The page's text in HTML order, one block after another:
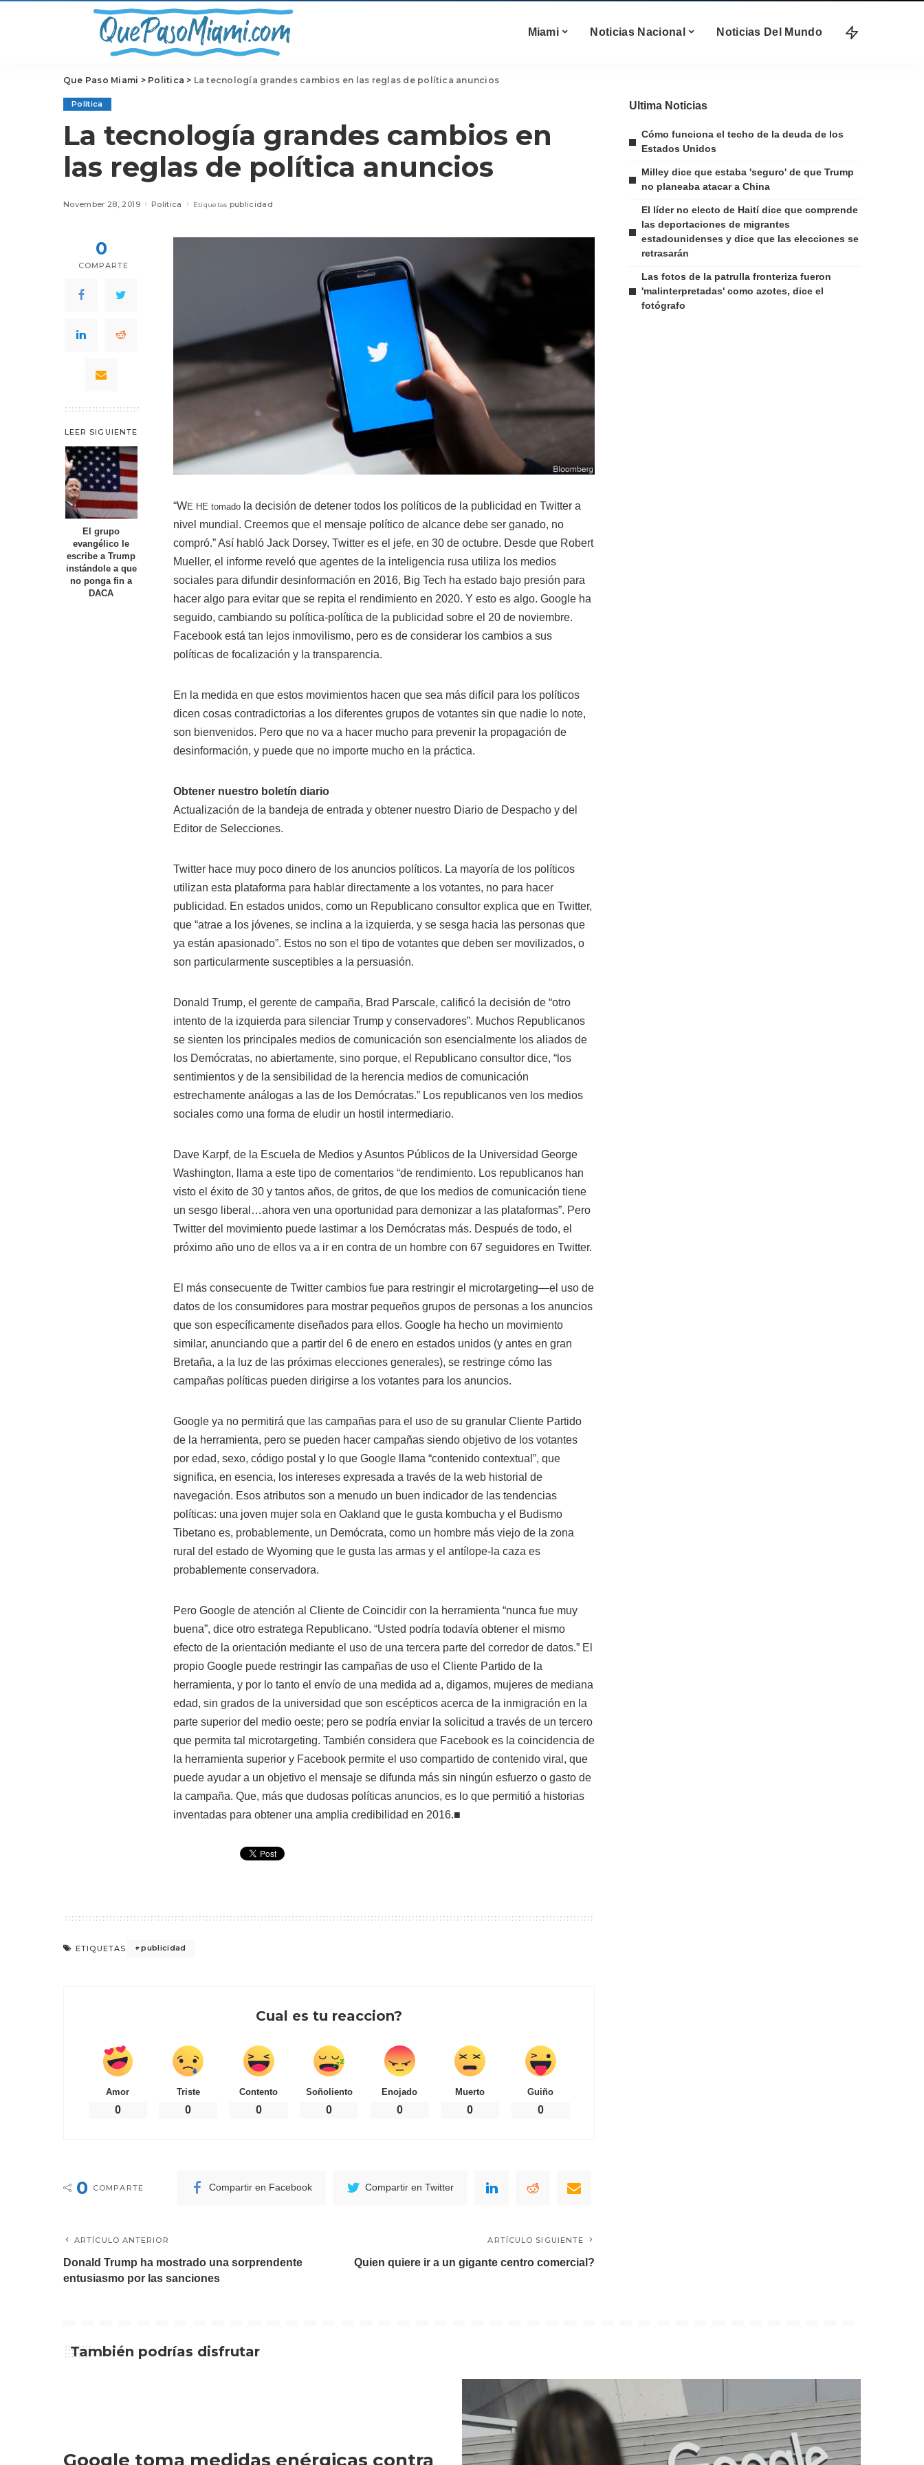
Miami Noticias Nacional Noticias Del Mundo
Que Paso Miami > Politica > La tecnología grandes cambios en las reglas de política anuncios
Politica
La tecnología grandes cambios en
las reglas de política anuncios
November 28, 2019 Politica Etiquetas publicidad
0
COMPARTE
LEER SIGUIENTE
El grupo
evangélico le
escribe a Trump
instándole a que
no ponga fin a
DACA
“WE HE tomado la decisión de detener todos los políticos de la publicidad en Twitter a
nivel mundial. Creemos que el mensaje político de alcance debe ser ganado, no
compró.” Así habló Jack Dorsey, Twitter es el jefe, en 30 de octubre. Desde que Robert
Mueller, el informe reveló que agentes de la inteligencia rusa utiliza los medios
sociales para difundir desinformación en 2016, Big Tech ha estado bajo presión para
hacer algo para evitar que se repita el rendimiento en 2020. Y esto es algo. Google ha
seguido, cambiando su política-política de la publicidad sobre el 20 de noviembre.
Facebook está tan lejos inmovilismo, pero es de considerar los cambios a sus
políticas de focalización y la transparencia.
En la medida en que estos movimientos hacen que sea más difícil para los políticos
dicen cosas contradictorias a los diferentes grupos de votantes sin que nadie lo note,
son bienvenidos. Pero que no va a hacer mucho para prevenir la propagación de
desinformación, y puede que no importe mucho en la práctica.
Obtener nuestro boletín diario
Actualización de la bandeja de entrada y obtener nuestro Diario de Despacho y del
Editor de Selecciones.
Twitter hace muy poco dinero de los anuncios políticos. La mayoría de los políticos
utilizan esta plataforma para hablar directamente a los votantes, no para hacer
publicidad. En estados unidos, como un Republicano consultor explica que en Twitter,
que “atrae a los jóvenes, se inclina a la izquierda, y se sesga hacia las personas que
ya están apasionado”. Estos no son el tipo de votantes que deben ser movilizados, o
son particularmente susceptibles a la persuasión.
Donald Trump, el gerente de campaña, Brad Parscale, calificó la decisión de “otro
intento de la izquierda para silenciar Trump y conservadores”. Muchos Republicanos
se sienten los principales medios de comunicación son esencialmente los aliados de
los Demócratas, no abiertamente, sino porque, el Republicano consultor dice, “los
sentimientos y de la sensibilidad de la herencia medios de comunicación
estrechamente análogas a las de los Demócratas.” Los republicanos ven los medios
sociales como una forma de eludir un hostil intermediario.
Dave Karpf, de la Escuela de Medios y Asuntos Públicos de la Universidad George
Washington, llama a este tipo de comentarios “de rendimiento. Los republicanos han
visto el éxito de 30 y tantos años, de gritos, de que los medios de comunicación tiene
un sesgo liberal…ahora ven una oportunidad para demonizar a las plataformas”. Pero
Twitter del movimiento puede lastimar a los Demócratas más. Después de todo, el
próximo año uno de ellos va a ir en contra de un hombre con 67 seguidores en Twitter.
El más consecuente de Twitter cambios fue para restringir el microtargeting—el uso de
datos de los consumidores para mostrar pequeños grupos de personas a los anuncios
que son específicamente diseñados para ellos. Google ha hecho un movimiento
similar, anunciando que a partir del 6 de enero en estados unidos (y antes en gran
Bretaña, a la luz de las próximas elecciones generales), se restringe cómo las
campañas políticas pueden dirigirse a los votantes para los anuncios.
Google ya no permitirá que las campañas para el uso de su granular Cliente Partido
de la herramienta, pero se pueden hacer campañas siendo objetivo de los votantes
por edad, sexo, código postal y lo que Google llama “contenido contextual”, que
significa, en esencia, los intereses expresada a través de la web historial de
navegación. Esos atributos son a menudo un buen indicador de las tendencias
políticas: una joven mujer sola en Oakland que le gusta kombucha y el Budismo
Tibetano es, probablemente, un Demócrata, como un hombre más viejo de la zona
rural del estado de Wyoming que le gusta las armas y el antílope-la caza es
probablemente conservadora.
Pero Google de atención al Cliente de Coincidir con la herramienta “nunca fue muy
buena”, dice otro estratega Republicano. “Usted podría todavía obtener el mismo
efecto de la orientación mediante el uso de una tercera parte del corredor de datos.” El
propio Google puede restringir las campañas de uso el Cliente Partido de la
herramienta, y por lo tanto el envío de una medida ad a, digamos, mujeres de mediana
edad, sin grados de la universidad que son escépticos acerca de la inmigración en la
parte superior del medio oeste; pero se podría enviar la solicitud a través de un tercero
que permita tal microtargeting. También considera que Facebook es la coincidencia de
la herramienta superior y Facebook permite el uso compartido de contenido viral, que
puede ayudar a un objetivo el mensaje se difunda más sin ningún esfuerzo o gasto de
la campaña. Que, más que dudosas políticas anuncios, es lo que permitió a historias
inventadas para obtener una amplia credibilidad en 2016.■
ETIQUETAS publicidad
Cual es tu reaccion?
Amor
0
Triste
0
Contento
0
Soñoliento
0
Enojado
0
Muerto
0
Guiño
0
0 COMPARTE Compartir en Facebook Compartir en Twitter
ARTÍCULO ANTERIOR
Donald Trump ha mostrado una sorprendente
entusiasmo por las sanciones
ARTÍCULO SIGUIENTE
Quien quiere ir a un gigante centro comercial?
Ultima Noticias
Cómo funciona el techo de la deuda de los
Estados Unidos
Milley dice que estaba 'seguro' de que Trump
no planeaba atacar a China
El líder no electo de Haití dice que comprende
las deportaciones de migrantes
estadounidenses y dice que las elecciones se
retrasarán
Las fotos de la patrulla fronteriza fueron
'malinterpretadas' como azotes, dice el
fotógrafo
También podrías disfrutar
Google toma medidas enérgicas contra